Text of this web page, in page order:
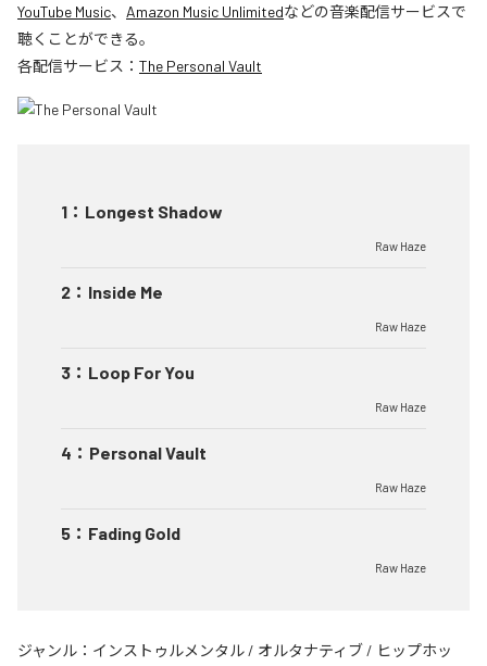
YouTube Music、 Amazon Music Unlimitedなどの音楽配信サービスで
聴くことができる。
各配信サービス： The Personal Vault
1 ： Longest Shadow
Raw Haze
2 ： Inside Me
Raw Haze
3 ： Loop For You
Raw Haze
4 ： Personal Vault
Raw Haze
5 ： Fading Gold
Raw Haze
ジャンル： インストゥルメンタル / オルタナティブ / ヒップホッ